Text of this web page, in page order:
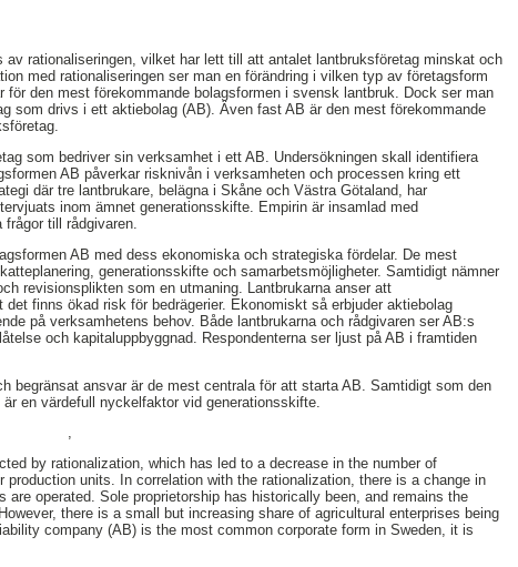
av rationaliseringen, vilket har lett till att antalet lantbruksföretag minskat och
med rationaliseringen ser man en förändring i vilken typ av företagsform
den mest förekommande bolagsformen i svensk lantbruk. Dock ser man
som drivs i ett aktiebolag (AB). Även fast AB är den mest förekommande
som bedriver sin verksamhet i ett AB. Undersökningen skall identifiera
AB påverkar risknivån i verksamheten och processen kring ett
där tre lantbrukare, belägna i Skåne och Västra Götaland, har
inom ämnet generationsskifte. Empirin är insamlad med
till rådgivaren.
AB med dess ekonomiska och strategiska fördelar. De mest
generationsskifte och samarbetsmöjligheter. Samtidigt nämner
revisionsplikten som en utmaning. Lantbrukarna anser att
finns ökad risk för bedrägerier. Ekonomiskt så erbjuder aktiebolag
på verksamhetens behov. Både lantbrukarna och rådgivaren ser AB:s
och kapitaluppbyggnad. Respondenterna ser ljust på AB i framtiden
begränsat ansvar är de mest centrala för att starta AB. Samtidigt som den
en värdefull nyckelfaktor vid generationsskifte.
,
by rationalization, which has led to a decrease in the number of
units. In correlation with the rationalization, there is a change in
operated. Sole proprietorship has historically been, and remains the
there is a small but increasing share of agricultural enterprises being
company (AB) is the most common corporate form in Sweden, it is